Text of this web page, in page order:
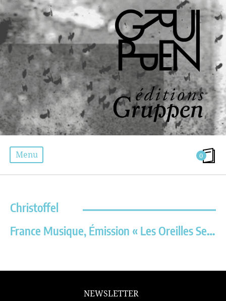
Menu 0
Christoffel
France Musique, Émission « Les Oreilles Sensibles »
NEWSLETTER